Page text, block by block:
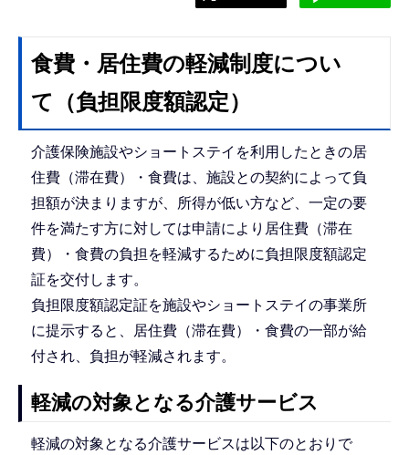
食費・居住費の軽減制度につい
て（負担限度額認定）
介護保険施設やショートステイを利用したときの居
住費（滞在費）・食費は、施設との契約によって負
担額が決まりますが、所得が低い方など、一定の要
件を満たす方に対しては申請により居住費（滞在
費）・食費の負担を軽減するために負担限度額認定
証を交付します。
負担限度額認定証を施設やショートステイの事業所
に提示すると、居住費（滞在費）・食費の一部が給
付され、負担が軽減されます。
軽減の対象となる介護サービス
軽減の対象となる介護サービスは以下のとおりで